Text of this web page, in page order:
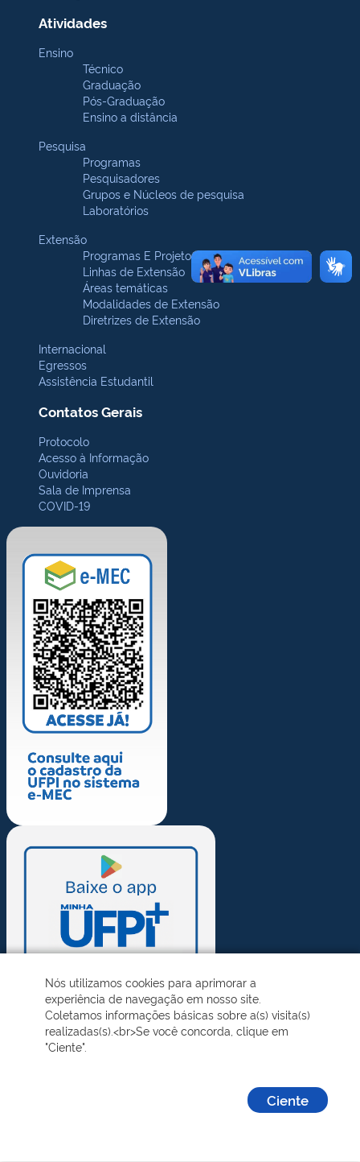
Atividades
Ensino
Técnico
Graduação
Pós-Graduação
Ensino a distância
Pesquisa
Programas
Pesquisadores
Grupos e Núcleos de pesquisa
Laboratórios
Extensão
Programas E Projetos
Linhas de Extensão
Áreas temáticas
Modalidades de Extensão
Diretrizes de Extensão
Internacional
Egressos
Assistência Estudantil
Contatos Gerais
Protocolo
Acesso à Informação
Ouvidoria
Sala de Imprensa
COVID-19
Nós utilizamos cookies para aprimorar a
experiência de navegação em nosso site.
Coletamos informações básicas sobre a(s) visita(s)
realizadas(s).<br>Se você concorda, clique em
"Ciente".
Ciente